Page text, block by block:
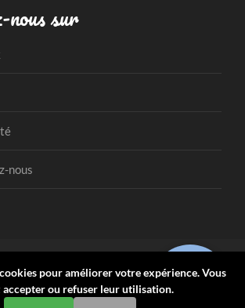
nous sur
nous
Besoin
Agence AIAA, Collectif de Freelances © 2023 |
veuillez
nous contacter...
Powered byDigital Fixer:)
pour améliorer votre expérience. Vous
accepter ou refuser leur utilisation.